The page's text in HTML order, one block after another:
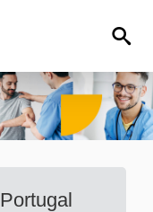
Portugal